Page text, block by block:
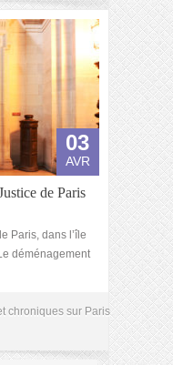
03
AVR
de Paris
Paris, dans l’île
déménagement
chroniques sur Paris